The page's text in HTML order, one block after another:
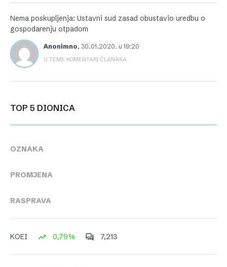
Nema poskupljenja: Ustavni sud zasad obustavio uredbu o
gospodarenju otpadom
Anonimno, 30.01.2020. u 19:20
U TEMI: KOMENTARI ČLANAKA
TOP 5 DIONICA
OZNAKA
PROMJENA
RASPRAVA
KOEI 0,79% 7,213